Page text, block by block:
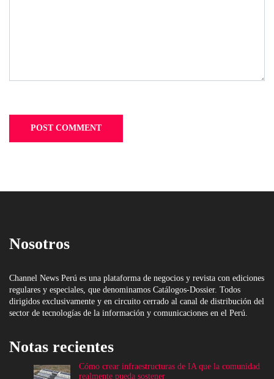
Nosotros
Channel News Perú es una plataforma de negocios y revista con ediciones
regulares y especiales, que denominamos Catálogos-Dossier. Todos
dirigidos exclusivamente y en circuito cerrado al canal de distribución del
sector de tecnologías de la información y comunicaciones en el Perú.
Notas recientes
Cómo crear infraestructuras de IA que la comunidad
realmente pueda sostener